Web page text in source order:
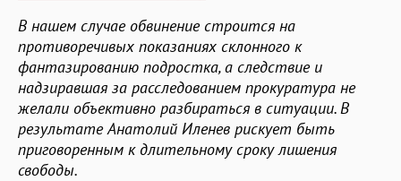
В нашем случае обвинение строится на
противоречивых показаниях склонного к
фантазированию подростка, а следствие и
надзиравшая за расследованием прокуратура не
желали объективно разбираться в ситуации. В
результате Анатолий Иленев рискует быть
приговоренным к длительному сроку лишения
свободы.